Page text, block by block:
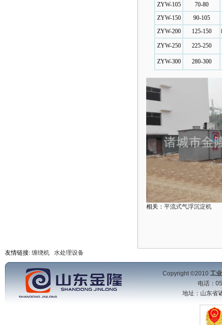
ZYW-105
70-80
ZYW-150
90-105
ZYW-200
125-150
ZYW-250 225-250
ZYW-300 280-300
相关： 平流式气浮沉淀机
友情链接: 缠绕机 水处理设备
Copyright ©2010 工
电话：
地址：山东省